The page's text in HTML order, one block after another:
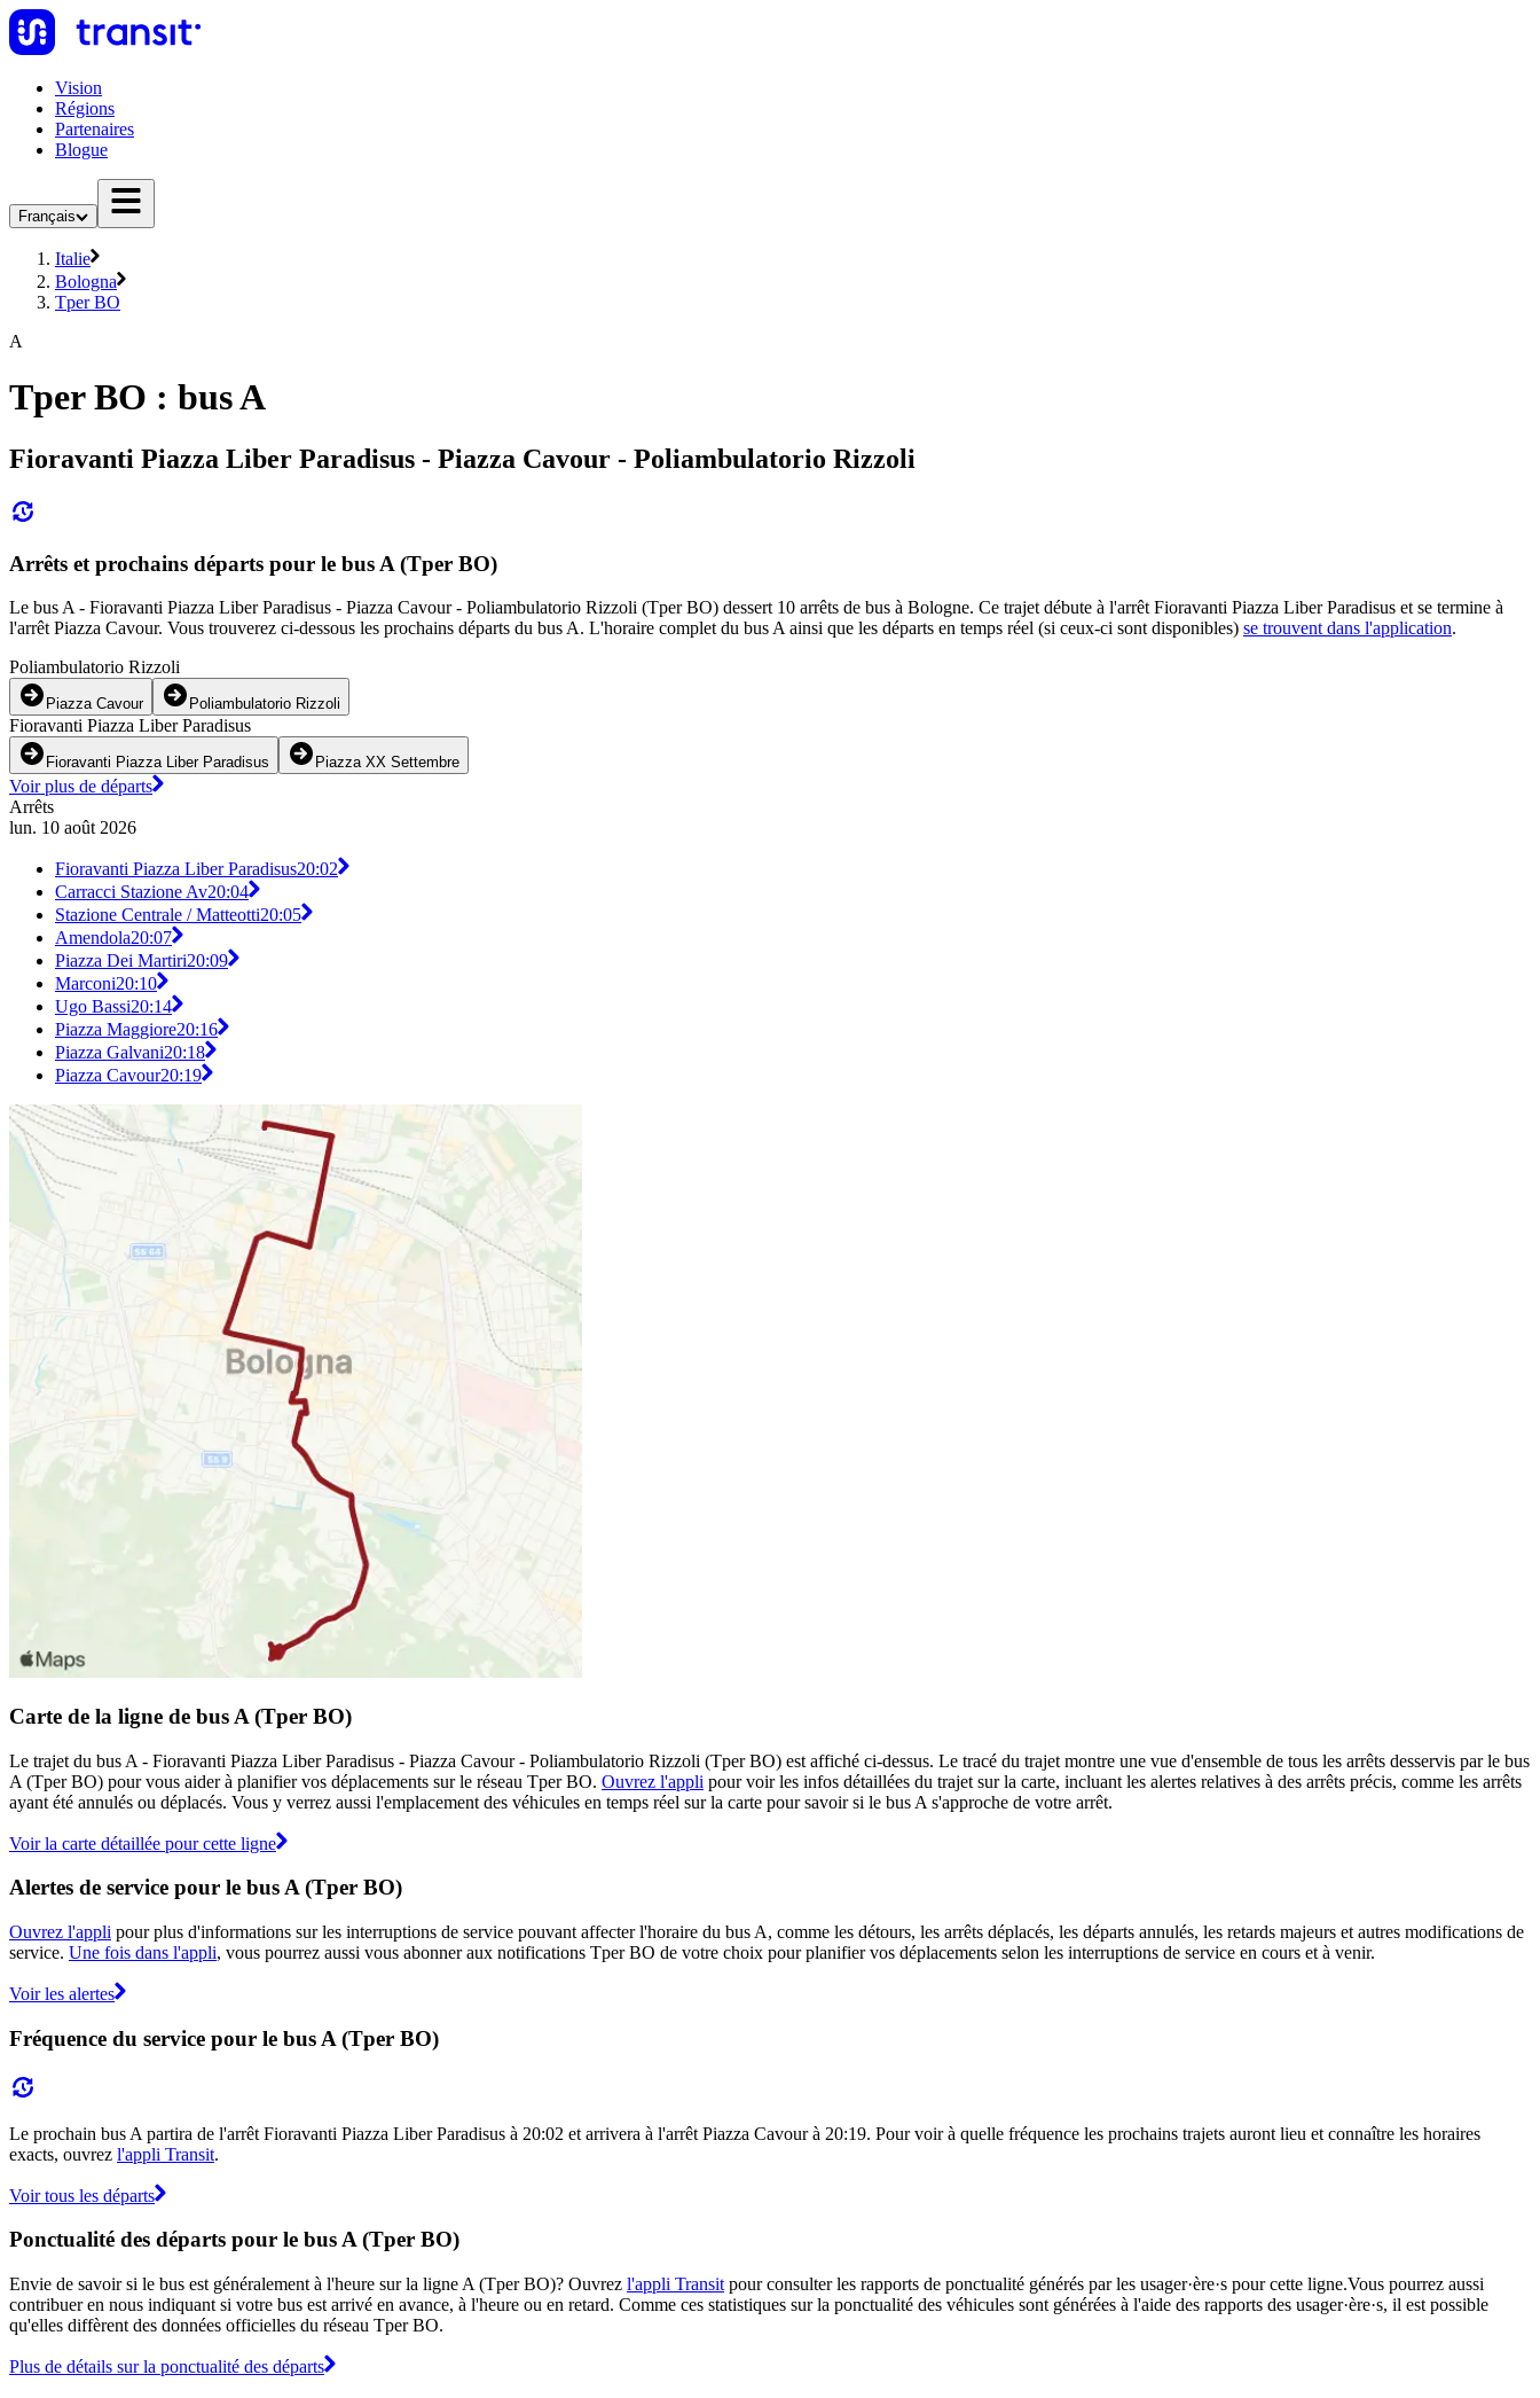
Vision
Régions
Partenaires
Blogue
Français
Italie
Bologna
Tper BO
A
Tper BO : bus A
Fioravanti Piazza Liber Paradisus - Piazza Cavour - Poliambulatorio Rizzoli
Arrêts et prochains départs pour le bus A (Tper BO)
Le bus A - Fioravanti Piazza Liber Paradisus - Piazza Cavour - Poliambulatorio Rizzoli (Tper BO) dessert 10 arrêts de bus à Bologne. Ce trajet débute à l'arrêt Fioravanti Piazza Liber Paradisus et se termine à
l'arrêt Piazza Cavour. Vous trouverez ci-dessous les prochains départs du bus A. L'horaire complet du bus A ainsi que les départs en temps réel (si ceux-ci sont disponibles) se trouvent dans l'application.
Poliambulatorio Rizzoli
Piazza Cavour Poliambulatorio Rizzoli
Fioravanti Piazza Liber Paradisus
Fioravanti Piazza Liber Paradisus Piazza XX Settembre
Voir plus de départs
Arrêts
lun. 10 août 2026
Fioravanti Piazza Liber Paradisus20:02
Carracci Stazione Av20:04
Stazione Centrale / Matteotti20:05
Amendola20:07
Piazza Dei Martiri20:09
Marconi20:10
Ugo Bassi20:14
Piazza Maggiore20:16
Piazza Galvani20:18
Piazza Cavour20:19
Carte de la ligne de bus A (Tper BO)
Le trajet du bus A - Fioravanti Piazza Liber Paradisus - Piazza Cavour - Poliambulatorio Rizzoli (Tper BO) est affiché ci-dessus. Le tracé du trajet montre une vue d'ensemble de tous les arrêts desservis par le bus
A (Tper BO) pour vous aider à planifier vos déplacements sur le réseau Tper BO. Ouvrez l'appli pour voir les infos détaillées du trajet sur la carte, incluant les alertes relatives à des arrêts précis, comme les arrêts
ayant été annulés ou déplacés. Vous y verrez aussi l'emplacement des véhicules en temps réel sur la carte pour savoir si le bus A s'approche de votre arrêt.
Voir la carte détaillée pour cette ligne
Alertes de service pour le bus A (Tper BO)
Ouvrez l'appli pour plus d'informations sur les interruptions de service pouvant affecter l'horaire du bus A, comme les détours, les arrêts déplacés, les départs annulés, les retards majeurs et autres modifications de
service. Une fois dans l'appli, vous pourrez aussi vous abonner aux notifications Tper BO de votre choix pour planifier vos déplacements selon les interruptions de service en cours et à venir.
Voir les alertes
Fréquence du service pour le bus A (Tper BO)
Le prochain bus A partira de l'arrêt Fioravanti Piazza Liber Paradisus à 20:02 et arrivera à l'arrêt Piazza Cavour à 20:19. Pour voir à quelle fréquence les prochains trajets auront lieu et connaître les horaires
exacts, ouvrez l'appli Transit.
Voir tous les départs
Ponctualité des départs pour le bus A (Tper BO)
Envie de savoir si le bus est généralement à l'heure sur la ligne A (Tper BO)? Ouvrez l'appli Transit pour consulter les rapports de ponctualité générés par les usager·ère·s pour cette ligne.Vous pourrez aussi
contribuer en nous indiquant si votre bus est arrivé en avance, à l'heure ou en retard. Comme ces statistiques sur la ponctualité des véhicules sont générées à l'aide des rapports des usager·ère·s, il est possible
qu'elles diffèrent des données officielles du réseau Tper BO.
Plus de détails sur la ponctualité des départs